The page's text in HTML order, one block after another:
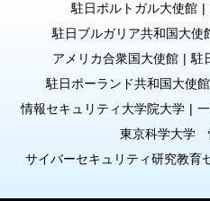
駐日ポルトガル大使館
駐日ブルガリア共和国大使
アメリカ合衆国大使館
駐
駐日ポーランド共和国大使館
情報セキュリティ大学院大学
東京科学大学
サイバーセキュリティ研究教育